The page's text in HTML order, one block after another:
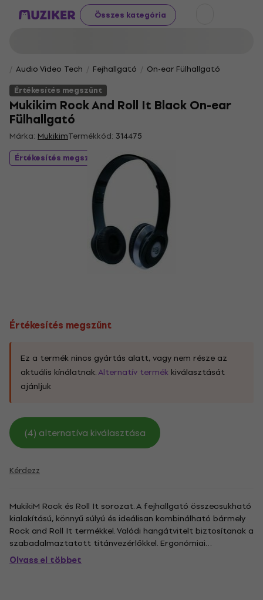
Összes kategória
Audio Video Tech Fejhallgató
On-ear Fülhallgató
Értékesítés megszűnt
Mukikim Rock And Roll It Black On-ear
Fülhallgató
Márka: MukikimTermékkód: 314475
Értékesítés megszűnt
Értékesítés megszűnt
Ez a termék nincs gyártás alatt, vagy nem része az
aktuális kínálatnak.Alternatív termék kiválasztását
ajánljuk
(4) alternatíva kiválasztása
Kérdezz
MukikiM Rock és Roll It sorozat. A fejhallgató összecsukható
kialakítású, könnyű súlyú és ideálisan kombinálható bármely
Rock and Roll It termékkel. Valódi hangátvitelt biztosítanak a
szabadalmaztatott titánvezérlőkkel. Ergonómiai
kialakításúak és kényelmes használatát biztosítja. Alkalmas
bármely 3,5 mm-es csatlakozóval rendelkező eszközhöz. .
Olvass el többet